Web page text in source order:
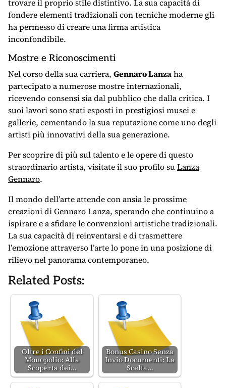
trovare il proprio stile distintivo. La sua capacità di
fondere elementi tradizionali con tecniche moderne gli
ha permesso di creare una firma artistica
inconfondibile.
Mostre e Riconoscimenti
Nel corso della sua carriera, Gennaro Lanzaha
partecipato a numerose mostre internazionali,
ricevendo consensi sia dal pubblico che dalla critica. I
suoi lavori sono stati esposti in prestigiosi musei e
gallerie, cementando la sua reputazione come uno degli
artisti più innovativi della sua generazione.
Per scoprire di più sul talento e le opere di questo
straordinario artista, visitate il suo profilo suLanza
Gennaro.
Il mondo dell’arte attende con ansia le prossime
creazioni di Gennaro Lanza, sperando che continuino a
ispirare e a sfidare le convenzioni artistiche tradizionali.
La sua capacità di reinventarsi e di trasmettere
l’emozione attraverso l’arte lo pone in una posizione di
rilievo nel panorama contemporaneo.
Related Posts:
Oltre i Confini del
Monopolio: Alla
Scoperta dei…
Bonus Casino Senza
Invio Documenti: La
Scelta…